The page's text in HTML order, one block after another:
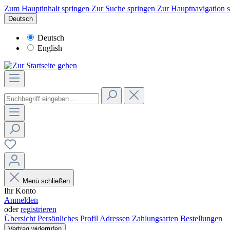
Zum Hauptinhalt springen Zur Suche springen Zur Hauptnavigation
Deutsch
Deutsch
English
Menü schließen
Ihr Konto
Anmelden
oderregistrieren
Übersicht Persönliches Profil Adressen Zahlungsarten Bestellungen